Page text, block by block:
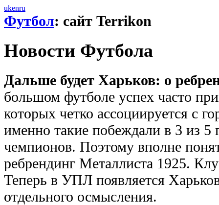
ukenru
Футбол: сайт Terrikon
Новости Футбола
Дальше будет Харьков: о
большом футболе успех часто
которых четко ассоциируется с
именно такие побеждали в 3 из
чемпионов. Поэтому вполне
ребрендинг Металлиста 1925.
Теперь в УПЛ появляется
отдельного осмысления.